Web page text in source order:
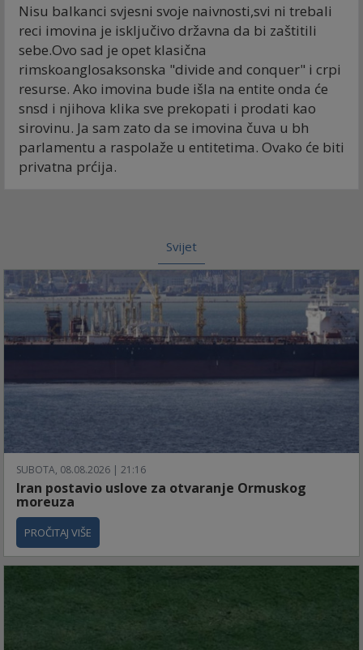
Nisu balkanci svjesni svoje naivnosti,svi ni trebali
reci imovina je isključivo državna da bi zaštitili
sebe.Ovo sad je opet klasična
rimskoanglosaksonska "divide and conquer" i crpi
resurse. Ako imovina bude išla na entite onda će
snsd i njihova klika sve prekopati i prodati kao
sirovinu. Ja sam zato da se imovina čuva u bh
parlamentu a raspolaže u entitetima. Ovako će biti
privatna prćija.
Svijet
SUBOTA, 08.08.2026 | 21:16
Iran postavio uslove za otvaranje Ormuskog
moreuza
PROČITAJ VIŠE